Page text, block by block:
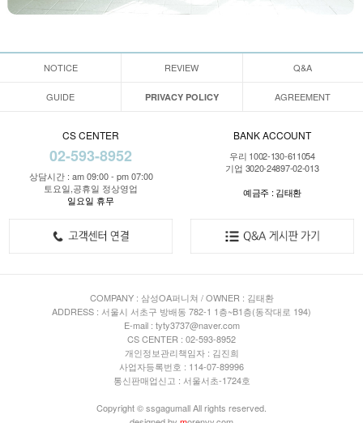
NOTICE REVIEW Q&A
GUIDE PRIVACY POLICY AGREEMENT
CS CENTER
02-593-8952
상담시간 : am 09:00 - pm 07:00
토요일,공휴일 정상영업
일요일 휴무
BANK ACCOUNT
우리 1002-130-611054
기업 3020-24897-02-013
예금주 : 김태환
COMPANY : 삼성OA퍼니쳐 / OWNER : 김태환
ADDRESS : 서울시 서초구 방배동 782-1 1층~B1층(동작대로 194)
E-mail : tyty3737@naver.com
CS CENTER : 02-593-8952
개인정보관리책임자 : 김진희
사업자등록번호 : 114-07-89996
통신판매업신고 : 서울서초-1724호
Copyright © ssgagumall All rights reserved.